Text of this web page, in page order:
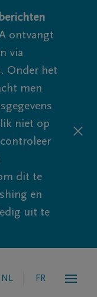
ontvangt
via
Onder het
men
niet op
dit te
en
uit te
NL FR